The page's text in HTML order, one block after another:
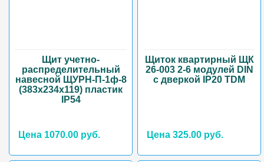
Щит учетно-
распределительный
навесной ЩУРН-П-1ф-8
(383х234х119) пластик
IP54
Цена 1070.00 руб.
Щиток квартирный ЩК
26-003 2-6 модулей DIN
с дверкой IP20 TDM
Цена 325.00 руб.